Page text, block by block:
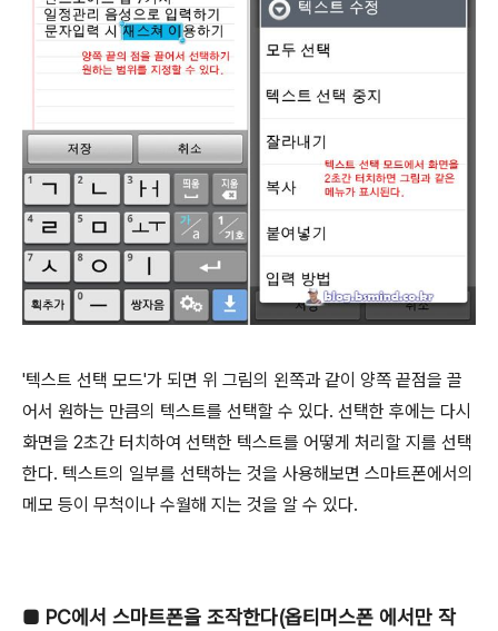
'텍스트 선택 모드'가 되면 위 그림의 왼쪽과 같이 양쪽 끝점을 끌
어서 원하는 만큼의 텍스트를 선택할 수 있다. 선택한 후에는 다시
화면을 2초간 터치하여 선택한 텍스트를 어떻게 처리할 지를 선택
한다. 텍스트의 일부를 선택하는 것을 사용해보면 스마트폰에서의
메모 등이 무척이나 수월해 지는 것을 알 수 있다.
■ PC에서 스마트폰을 조작한다(옵티머스폰 에서만 작